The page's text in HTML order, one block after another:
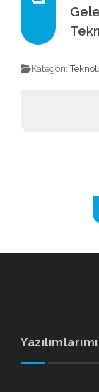
Kategori: